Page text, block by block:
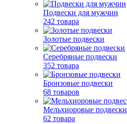
Подвески для мужчин
242 товара
Золотые подвески
Серебряные подвески
352 товара
Бронзовые подвески
68 товаров
Мельхиоровые подвески
62 товара